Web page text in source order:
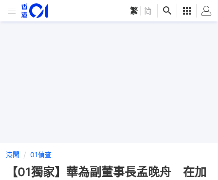
繁 简
港聞 01偵查
【01獨家】華為副董事長孟晚舟 在加